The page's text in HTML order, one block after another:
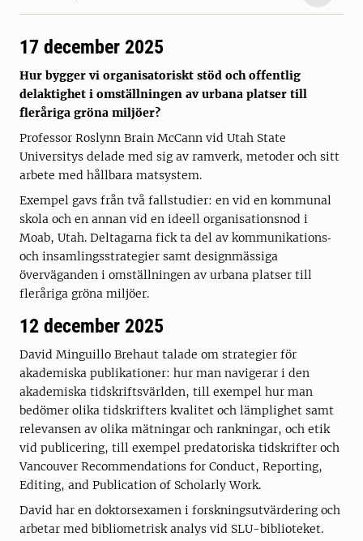
17 december 2025
Hur bygger vi organisatoriskt stöd och offentlig
delaktighet i omställningen av urbana platser till
fleråriga gröna miljöer?
Professor Roslynn Brain McCann vid Utah State
Universitys delade med sig av ramverk, metoder och sitt
arbete med hållbara matsystem.
Exempel gavs från två fallstudier: en vid en kommunal
skola och en annan vid en ideell organisationsnod i
Moab, Utah. Deltagarna fick ta del av kommunikations‑
och insamlingsstrategier samt designmässiga
överväganden i omställningen av urbana platser till
fleråriga gröna miljöer.
12 december 2025
David Minguillo Brehaut talade om strategier för
akademiska publikationer: hur man navigerar i den
akademiska tidskriftsvärlden, till exempel hur man
bedömer olika tidskrifters kvalitet och lämplighet samt
relevansen av olika mätningar och rankningar, och etik
vid publicering, till exempel predatoriska tidskrifter och
Vancouver Recommendations for Conduct, Reporting,
Editing, and Publication of Scholarly Work.
David har en doktorsexamen i forskningsutvärdering och
arbetar med bibliometrisk analys vid SLU-biblioteket.